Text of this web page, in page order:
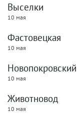
Выселки
10 мая
Фастовецкая
10 мая
Новопокровский
10 мая
Животновод
10 мая